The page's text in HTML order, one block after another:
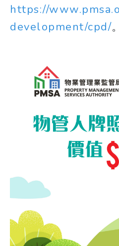
https://
development/cpd/。